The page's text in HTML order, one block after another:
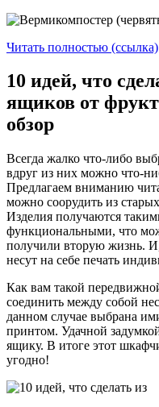
Читать полностью (ссылка)
10 идей, что
ящиков от
обзор
Всегда жалко что-либо
вдруг из них можно что-
Предлагаем вниманию
можно соорудить из
Изделия получаются
функциональными, что
получили вторую жизнь.
несут на себе печать
Как вам такой
соединить между собой
данном случае выбрана
принтом. Удачной
ящику. В итоге этот
угодно!